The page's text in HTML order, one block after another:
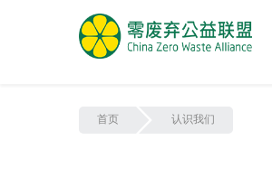
首页 认识我们